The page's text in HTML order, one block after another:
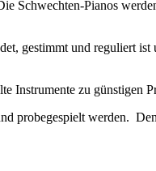
Schwechten-Pianos
gestimmt und reguliert
Instrumente zu günstigen
probegespielt werden.